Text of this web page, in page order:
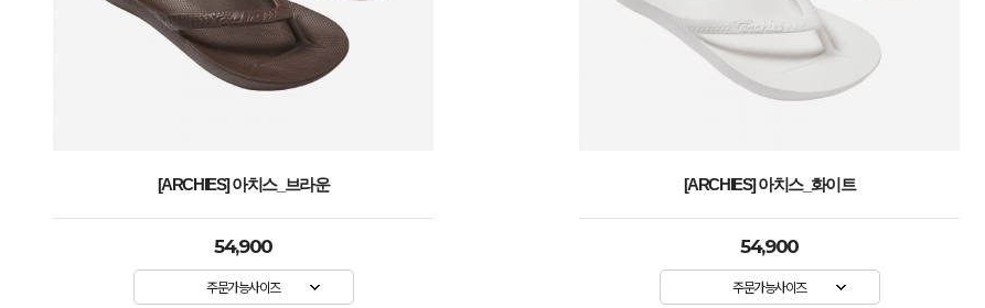
[ARCHIES] 아치스_브라운
54,900
주문가능사이즈
[ARCHIES] 아치스_화이트
54,900
주문가능사이즈